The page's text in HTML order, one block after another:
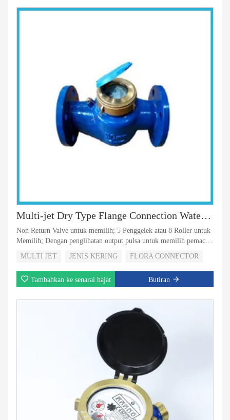
Multi-jet Dry Type Flange Connection Water Meter
Non Return Valve untuk memilih; 5 Penggelek atau 8 Roller untuk
Memilih; Dengan penglihatan output pulsa untuk memilih pemacu
MULTI JET JENIS KERING FLORA CONNECTOR
Tambahkan ke senarai hajat Butiran